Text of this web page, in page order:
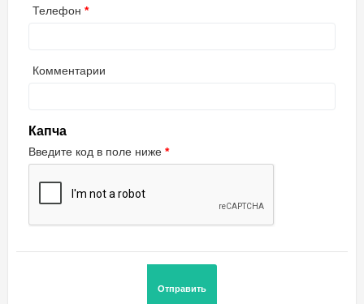
Телефон
Комментарии
Капча
Введите код в поле ниже